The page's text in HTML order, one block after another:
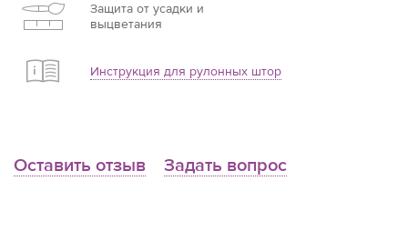
Защита от усадки и
выцветания
Инструкция для рулонных штор
Оставить отзыв Задать вопрос